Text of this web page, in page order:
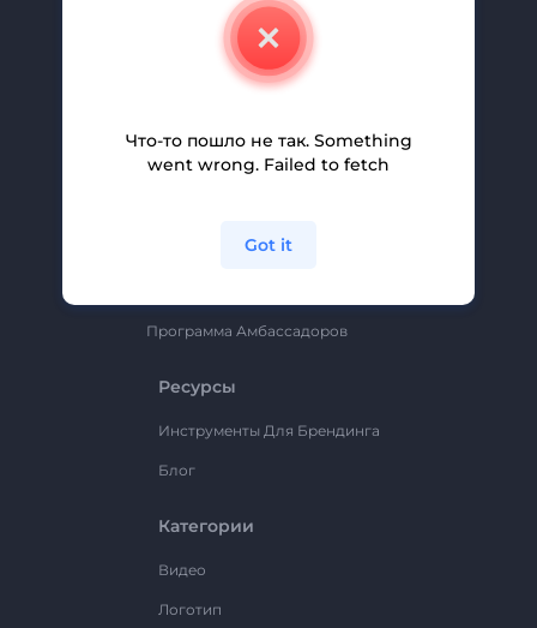
Свяжитесь С Нами
Помощь И Поддержка
Партнерская Программа
Политика Конфиденциальности
Программа Амбассадоров
Ресурсы
Инструменты Для Брендинга
Блог
Категории
Видео
Логотип
Что-то пошло не так. Something
went wrong. Failed to fetch
Got it